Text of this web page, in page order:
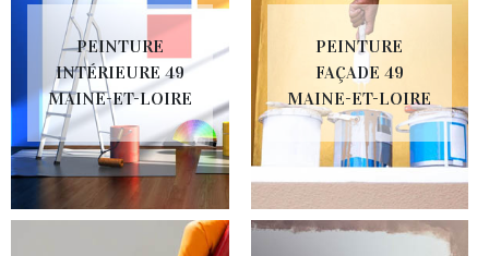
PEINTURE
INTÉRIEURE 49
MAINE-ET-LOIRE
PEINTURE
FAÇADE 49
MAINE-ET-LOIRE